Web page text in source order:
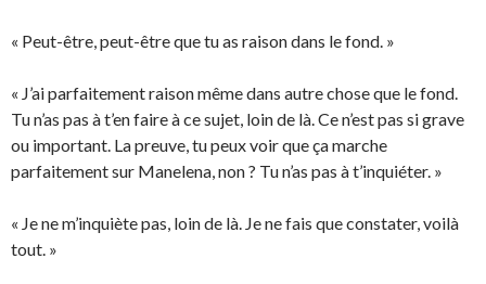
« Peut-être, peut-être que tu as raison dans le fond. »
« J’ai parfaitement raison même dans autre chose que le fond.
Tu n’as pas à t’en faire à ce sujet, loin de là. Ce n’est pas si grave
ou important. La preuve, tu peux voir que ça marche
parfaitement sur Manelena, non ? Tu n’as pas à t’inquiéter. »
« Je ne m’inquiète pas, loin de là. Je ne fais que constater, voilà
tout. »